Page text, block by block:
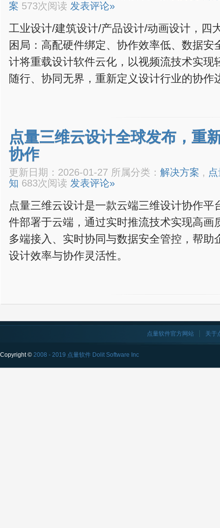
案 573次阅读 发表评论»
工业设计/建筑设计/产品设计/动画设计，四
困局：高配硬件绑定、协作效率低、数据安
计将重载设计软件云化，以视频流技术实现
随行、协同无界，重新定义设计行业的协作
点量三维云设计全球发布，重
协作
更新日期：2026-01-27 所属分类： 解决方案 ,
知 683次阅读 发表评论»
点量三维云设计是一款云端三维设计协作平
件部署于云端，通过实时推流技术实现高画
多端接入、实时协同与数据安全管控，帮助
设计效率与协作灵活性。
点量软件官方网站 关于
Copyright © 2008 - 2019 点量软件 Dolit Software Inc